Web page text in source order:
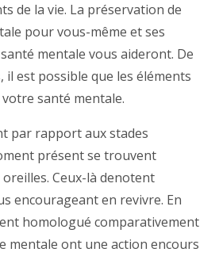
de la vie. La préservation de
pour vous-même et ses
mentale vous aideront. De
il est possible que les éléments
santé mentale.
par rapport aux stades
présent se trouvent
Ceux-là denotent
encourageant en revivre. En
homologué comparativement
mentale ont une action encours